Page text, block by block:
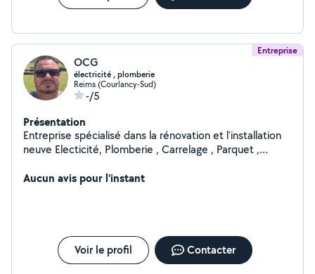
Entreprise
OCG
électricité , plomberie
Reims (Courlancy-Sud)
-/5
Présentation
Entreprise spécialisé dans la rénovation et l'installation
neuve Electicité, Plomberie , Carrelage , Parquet ,
Aucun avis pour l'instant
Voir le profil Contacter